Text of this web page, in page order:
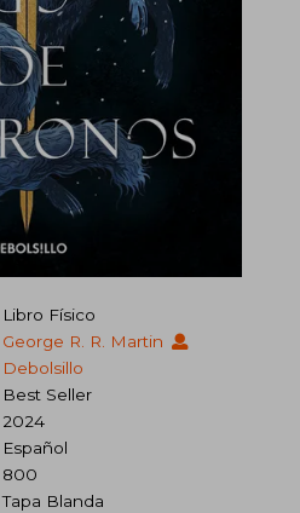
Libro Físico
George R. R. Martin
Debolsillo
Best Seller
2024
Español
800
Tapa Blanda